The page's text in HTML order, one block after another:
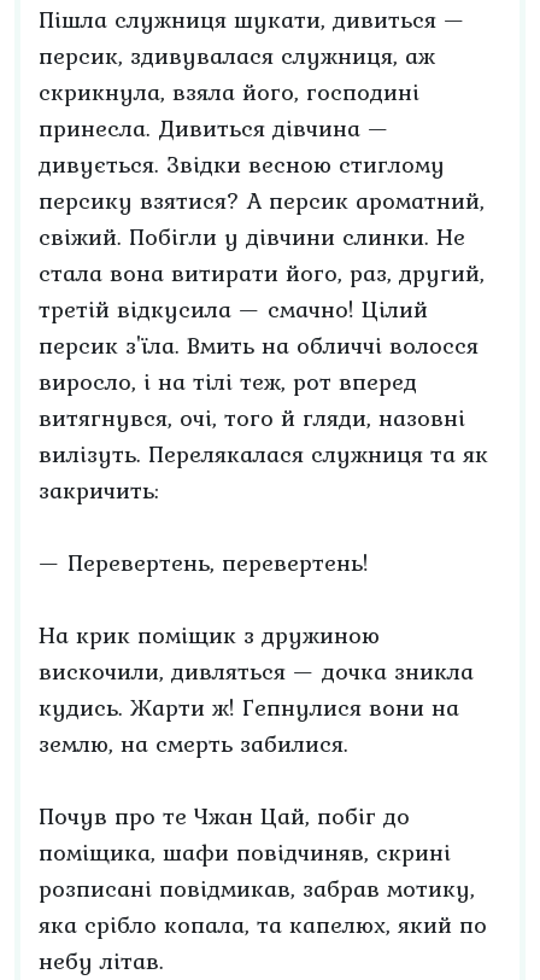
Пішла служниця шукати, дивиться —
персик, здивувалася служниця, аж
скрикнула, взяла його, господині
принесла. Дивиться дівчина —
дивується. Звідки весною стиглому
персику взятися? А персик ароматний,
свіжий. Побігли у дівчини слинки. Не
стала вона витирати його, раз, другий,
третій відкусила — смачно! Цілий
персик з'їла. Вмить на обличчі волосся
виросло, і на тілі теж, рот вперед
витягнувся, очі, того й гляди, назовні
вилізуть. Перелякалася служниця та як
закричить:
— Перевертень, перевертень!
На крик поміщик з дружиною
вискочили, дивляться — дочка зникла
кудись. Жарти ж! Гепнулися вони на
землю, на смерть забилися.
Почув про те Чжан Цай, побіг до
поміщика, шафи повідчиняв, скрині
розписані повідмикав, забрав мотику,
яка срібло копала, та капелюх, який по
небу літав.